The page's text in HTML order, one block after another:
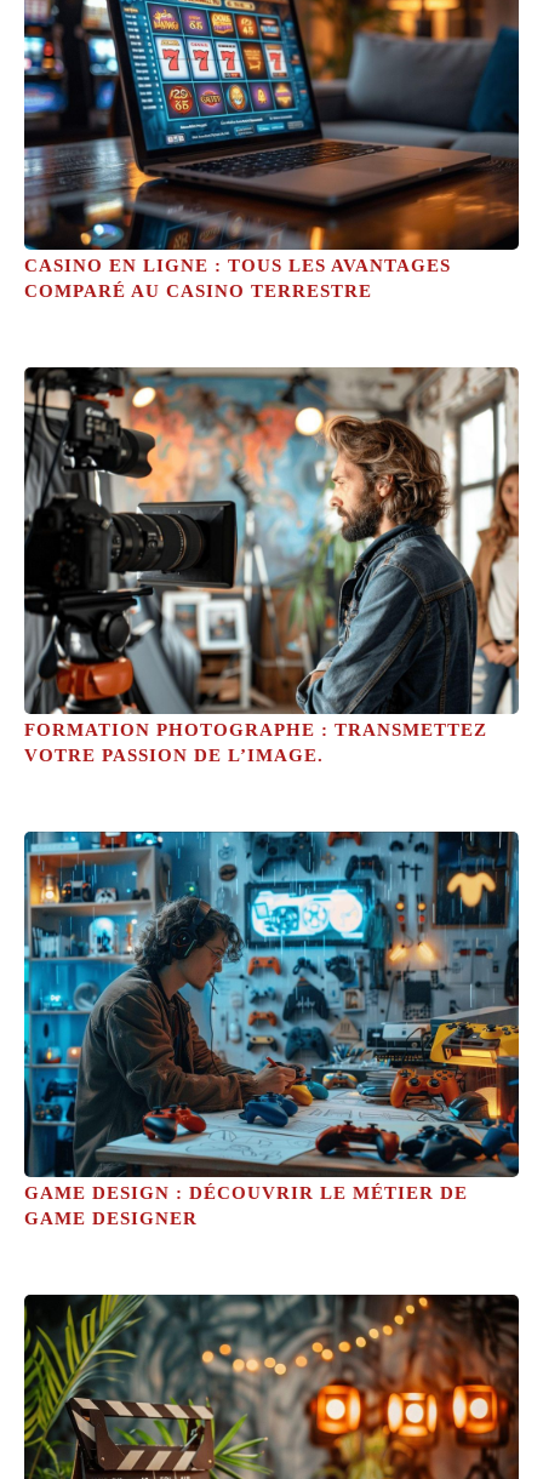
CASINO EN LIGNE : TOUS LES AVANTAGES
COMPARÉ AU CASINO TERRESTRE
FORMATION PHOTOGRAPHE : TRANSMETTEZ
VOTRE PASSION DE L’IMAGE.
GAME DESIGN : DÉCOUVRIR LE MÉTIER DE
GAME DESIGNER